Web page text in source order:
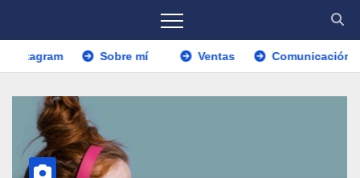
Roldán Instagram Sobre mí Ventas